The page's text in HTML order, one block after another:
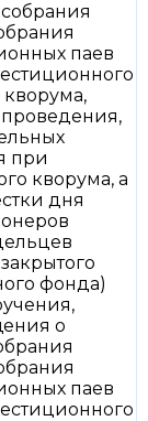
паев
при
кворума, а
дня
фонда)
о
паев